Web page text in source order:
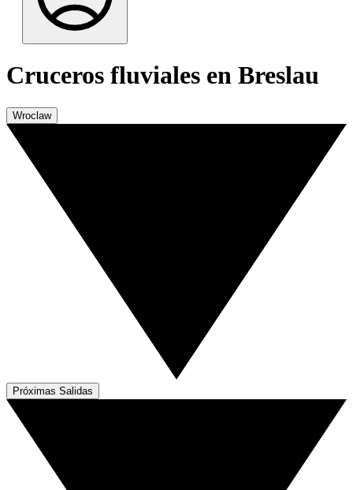
Cruceros fluviales en Breslau
Wroclaw
Próximas Salidas